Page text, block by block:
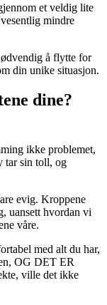
et veldig lite
mindre
å flytte for
din unike situasjon.
dine?
ikke problemet,
tar sin toll, og
evig. Kroppene
uansett hvordan vi
våre.
med alt du har,
OG DET ER
ville det ikke